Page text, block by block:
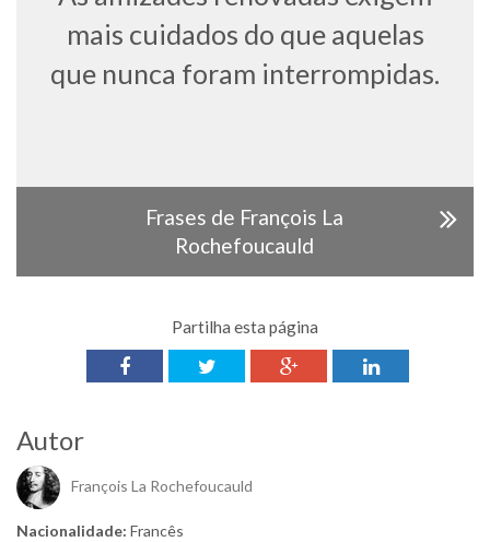
mais cuidados do que aquelas
que nunca foram interrompidas.
Frases de François La
Rochefoucauld
Partilha esta página
Autor
François La Rochefoucauld
Nacionalidade: Francês